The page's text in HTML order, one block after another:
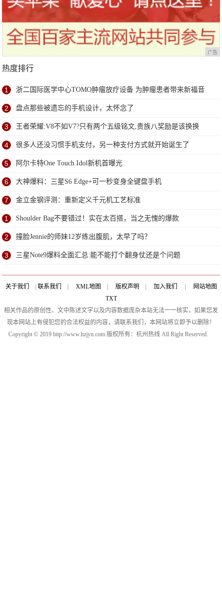
广告
热度排行
1 浙二国际医学中心TOMO肿瘤放疗设备 为肿瘤患者带来新福音
2 盘点那些被遗忘的手机设计，太怀念了
3 王者荣耀:V8不如V7?只有两个五级铭文,贵族八奖励是该换换
4 很多人还没习惯手机支付，另一种支付方式就开始诞生了
5 阿尔卡特One Touch Idol新机首曝光
6 大神爆料：三星S6 Edge+可一秒变身全键盘手机
7 金立金钢评测：重新定义千元机工艺标准
1 Shoulder Bag不要错过！实在太百搭，当之无愧的爆款
2 撞脸Jennie的师妹12岁练出腹肌，太早了吗？
3 三星Note9爆料全面汇总:能不能打个翻身仗还是个问题
关于我们 联系我们 XML地图 版权声明 加入我们
网站地图
TXT
相关作品的原创性、文中陈述文字以及内容数据庞杂本站无法一一核实，如果您发
现本网站上有侵犯您的合法权益的内容，请联系我们，本网站将立即予以删除！
Copyright © 2019 http://www.hzjyn.com 版权所有：杭州热线 All Right Reserved.